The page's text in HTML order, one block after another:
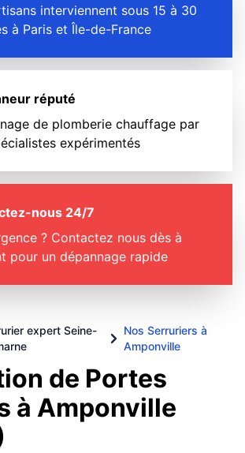
interviennent sous 15 à 30
à Paris et Île-de-France
réputé
de plomberie chauffage par
expérimentés
nous 24/7
? Contactez nous dès à
pour un dépannage rapide
expert Seine-
Nos Serruriers à
Amponville
de Portes
à Amponville